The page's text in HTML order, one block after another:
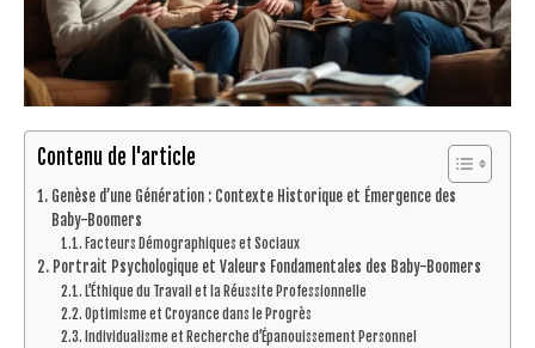
Contenu de l'article
Genèse d’une Génération : Contexte Historique et Émergence des
Baby-Boomers
Facteurs Démographiques et Sociaux
Portrait Psychologique et Valeurs Fondamentales des Baby-Boomers
L’Éthique du Travail et la Réussite Professionnelle
Optimisme et Croyance dans le Progrès
Individualisme et Recherche d’Épanouissement Personnel